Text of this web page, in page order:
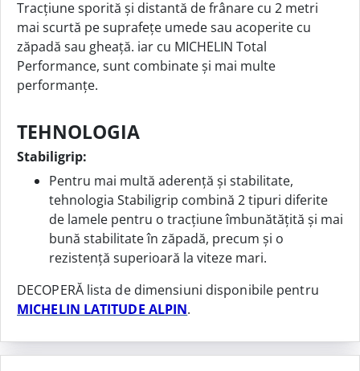
Tracțiune sporită și distantă de frânare cu 2 metri
mai scurtă pe suprafețe umede sau acoperite cu
zăpadă sau gheață. iar cu MICHELIN Total
Performance, sunt combinate și mai multe
performanțe.
TEHNOLOGIA
Stabiligrip:
Pentru mai multă aderență și stabilitate,
tehnologia Stabiligrip combină 2 tipuri diferite
de lamele pentru o tracțiune îmbunătățită și mai
bună stabilitate în zăpadă, precum și o
rezistență superioară la viteze mari.
DECOPERĂ lista de dimensiuni disponibile pentru
MICHELIN LATITUDE ALPIN.